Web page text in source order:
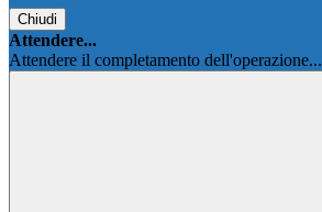
Chiudi
Attendere...
Attendere il completamento dell'operazione...